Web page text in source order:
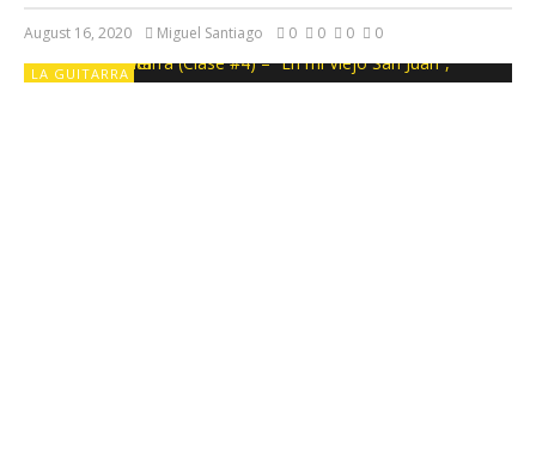
August 16, 2020 Miguel Santiago 0 0 0 0
LA GUITARRA